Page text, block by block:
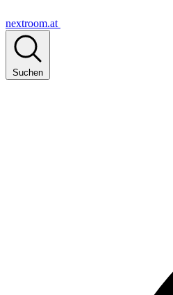
nextroom.at
Suchen